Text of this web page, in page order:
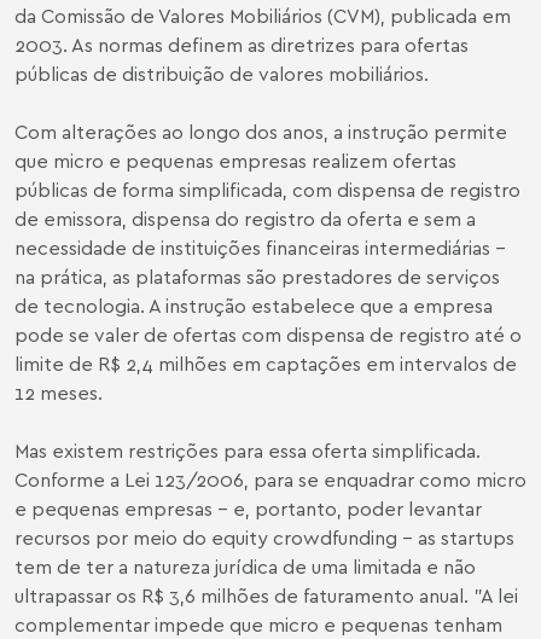
da Comissão de Valores Mobiliários (CVM), publicada em
2003. As normas definem as diretrizes para ofertas
públicas de distribuição de valores mobiliários.
Com alterações ao longo dos anos, a instrução permite
que micro e pequenas empresas realizem ofertas
públicas de forma simplificada, com dispensa de registro
de emissora, dispensa do registro da oferta e sem a
necessidade de instituições financeiras intermediárias -
na prática, as plataformas são prestadores de serviços
de tecnologia. A instrução estabelece que a empresa
pode se valer de ofertas com dispensa de registro até o
limite de R$ 2,4 milhões em captações em intervalos de
12 meses.
Mas existem restrições para essa oferta simplificada.
Conforme a Lei 123/2006, para se enquadrar como micro
e pequenas empresas - e, portanto, poder levantar
recursos por meio do equity crowdfunding - as startups
tem de ter a natureza jurídica de uma limitada e não
ultrapassar os R$ 3,6 milhões de faturamento anual. "A lei
complementar impede que micro e pequenas tenham